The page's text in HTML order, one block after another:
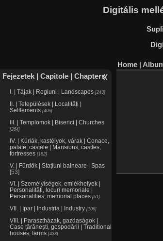
Digitális
Fejezetek | Capitole | Chapters
I. | Tájak | Regiuni | Landscapes 243
II. | Települések | Localități |
Settlements 406
III. | Templomok | Biserici | Churches
264
IV. | Kúriák, kastélyok, várak | Conace,
palate, castele | Mansions, castles,
fortresses 182
V. | Fürdők | Stațiuni balneare | Spas
53
VI. | Személyiségek, emlékhelyek |
Personalități, locuri memoriale |
Personalities, memorial places 61
VII. | Ipar | Industria | Industry 106
VIII. | Parasztházak, gazdaságok |
Case țărănești, gospodării | Traditional
houses, farms 433
Home |